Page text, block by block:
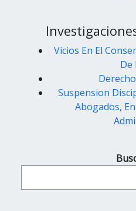
Vicios En El
De
Suspension
Abogados,